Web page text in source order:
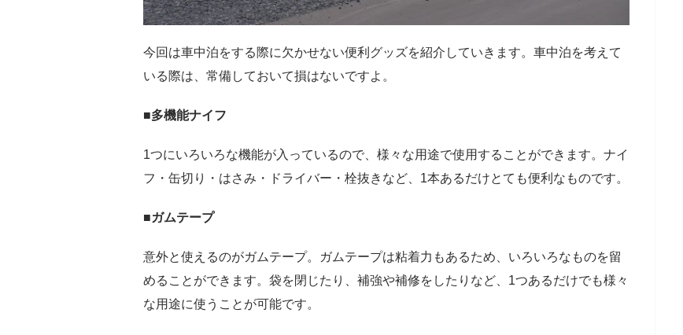
今回は車中泊をする際に欠かせない便利グッズを紹介していきます。車中泊を考えて
いる際は、常備しておいて損はないですよ。
■多機能ナイフ
1つにいろいろな機能が入っているので、様々な用途で使用することができます。ナイ
フ・缶切り・はさみ・ドライバー・栓抜きなど、1本あるだけとても便利なものです。
■ガムテープ
意外と使えるのがガムテープ。ガムテープは粘着力もあるため、いろいろなものを留
めることができます。袋を閉じたり、補強や補修をしたりなど、1つあるだけでも様々
な用途に使うことが可能です。